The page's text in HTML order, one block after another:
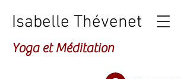
Isabelle Thévenet
Yoga et Méditation